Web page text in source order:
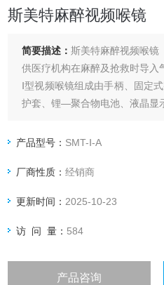
斯美特麻醉视频喉镜
简要描述：斯美特麻醉视频喉镜
供医疗机构在麻醉及抢救时导入
Ⅰ型视频喉镜组成由手柄、固定
护套、锂—聚合物电池、液晶显
产品型号： SMT-Ⅰ-A
厂商性质：经销商
更新时间： 2025-10-23
访 问 量： 584
产品咨询